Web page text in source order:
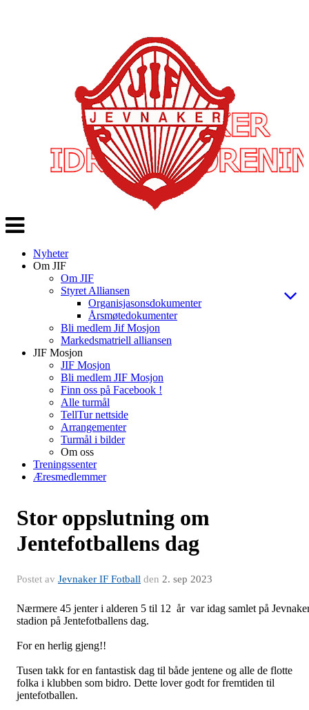
Veksle
navigasjon
Nyheter
Om JIF
Om JIF
Styret Alliansen
Organisjasonsdokumenter
Årsmøtedokumenter
Bli medlem Jif Mosjon
Markedsmatriell alliansen
JIF Mosjon
JIF Mosjon
Bli medlem JIF Mosjon
Finn oss på Facebook !
Alle turmål
TellTur nettside
Arrangementer
Turmål i bilder
Om oss
Treningssenter
Æresmedlemmer
Stor oppslutning om
Jentefotballens dag
Postet av Jevnaker IF Fotball den 2. sep 2023
Nærmere 45 jenter i alderen 5 til 12 år var idag samlet på
stadion på Jentefotballens dag.
For en herlig gjeng!!
Tusen takk for en fantastisk dag til både jentene og alle de flotte
folka i klubben som bidro. Dette lover godt for fremtiden til
jentefotballen.